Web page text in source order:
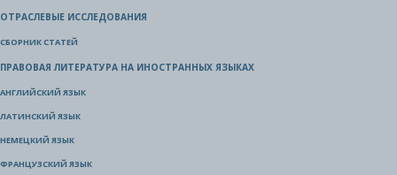
ОТРАСЛЕВЫЕ ИССЛЕДОВАНИЯ
СБОРНИК СТАТЕЙ
ПРАВОВАЯ ЛИТЕРАТУРА НА ИНОСТРАННЫХ ЯЗЫКАХ
АНГЛИЙСКИЙ ЯЗЫК
ЛАТИНСКИЙ ЯЗЫК
НЕМЕЦКИЙ ЯЗЫК
ФРАНЦУЗСКИЙ ЯЗЫК